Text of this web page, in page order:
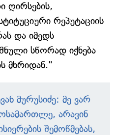
ღირსების,
რეპუტაციის
და იმედს
სწორად იქნება
მხრიდან."
მურუსიძე: მე ვარ
არავინ
შემოწმებას,